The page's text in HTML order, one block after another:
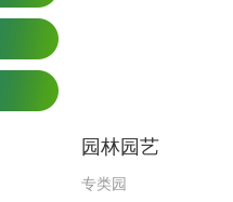
园林园艺
专类园